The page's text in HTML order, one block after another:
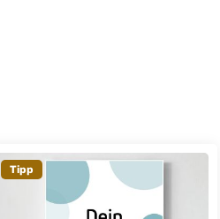
Tipp